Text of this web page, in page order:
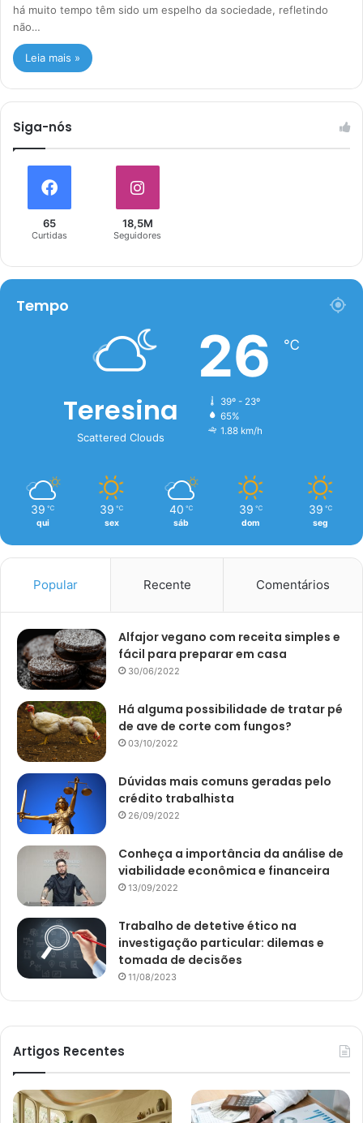
há muito tempo têm sido um espelho da sociedade, refletindo
não…
Leia mais »
Siga-nós
65
Curtidas
18,5M
Seguidores
Tempo
Teresina
Scattered Clouds
26 ℃
39º - 23º
65%
1.88 km/h
39 ℃
qui
39 ℃
sex
40 ℃
sáb
39 ℃
dom
39 ℃
seg
Popular Recente Comentários
Alfajor vegano com receita simples e
fácil para preparar em casa
30/06/2022
Há alguma possibilidade de tratar pé
de ave de corte com fungos?
03/10/2022
Dúvidas mais comuns geradas pelo
crédito trabalhista
26/09/2022
Conheça a importância da análise de
viabilidade econômica e financeira
13/09/2022
Trabalho de detetive ético na
investigação particular: dilemas e
tomada de decisões
11/08/2023
Artigos Recentes